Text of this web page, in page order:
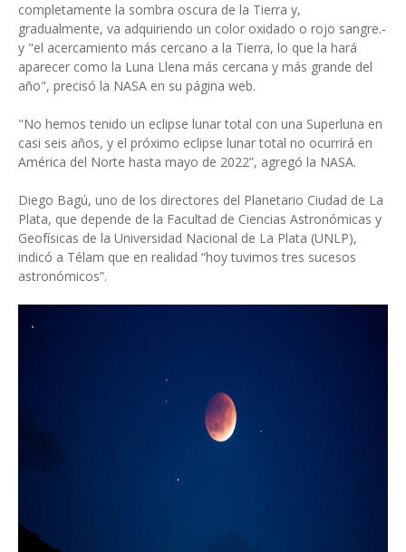
completamente la sombra oscura de la Tierra y,
gradualmente, va adquiriendo un color oxidado o rojo sangre.-
y "el acercamiento más cercano a la Tierra, lo que la hará
aparecer como la Luna Llena más cercana y más grande del
año", precisó la NASA en su página web.
"No hemos tenido un eclipse lunar total con una Superluna en
casi seis años, y el próximo eclipse lunar total no ocurrirá en
América del Norte hasta mayo de 2022”, agregó la NASA.
Diego Bagú, uno de los directores del Planetario Ciudad de La
Plata, que depende de la Facultad de Ciencias Astronómicas y
Geofísicas de la Universidad Nacional de La Plata (UNLP),
indicó a Télam que en realidad “hoy tuvimos tres sucesos
astronómicos”.